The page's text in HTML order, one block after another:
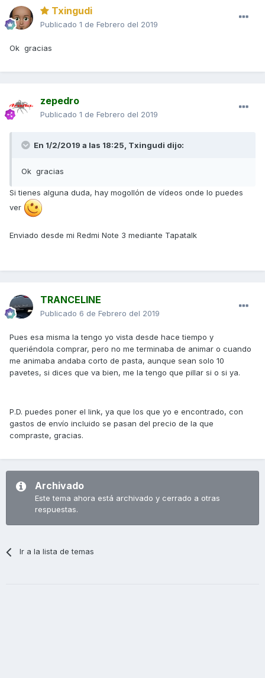
Txingudi
Publicado 1 de Febrero del 2019
Ok gracias
zepedro
Publicado 1 de Febrero del 2019
En 1/2/2019 a las 18:25, Txingudi dijo:
Ok gracias
Si tienes alguna duda, hay mogollón de vídeos onde lo puedes
ver
Enviado desde mi Redmi Note 3 mediante Tapatalk
TRANCELINE
Publicado 6 de Febrero del 2019
Pues esa misma la tengo yo vista desde hace tiempo y
queriéndola comprar, pero no me terminaba de animar o cuando
me animaba andaba corto de pasta, aunque sean solo 10
pavetes, si dices que va bien, me la tengo que pillar si o si ya.
P.D. puedes poner el link, ya que los que yo e encontrado, con
gastos de envío incluido se pasan del precio de la que
compraste, gracias.
Archivado
Este tema ahora está archivado y cerrado a otras
respuestas.
Ir a la lista de temas